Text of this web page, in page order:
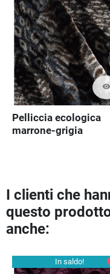
visibility
Pelliccia ecologica
marrone-grigia
I clienti che
questo
anche:
In saldo!